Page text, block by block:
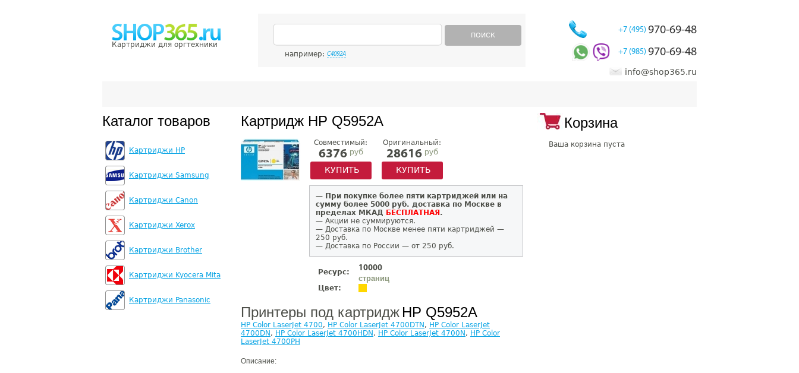
Картриджи для оргтехники
ПОИСК
например: C4092A
+7 (495) 970-69-48
+7 (985) 970-69-48
info@shop365.ru
Каталог товаров
Картриджи HP
Картриджи Samsung
Картриджи Canon
Картриджи Xerox
Картриджи Brother
Картриджи Kyocera Mita
Картриджи Panasonic
Картридж HP Q5952A
Совместимый:
6376 руб
КУПИТЬ
Оригинальный:
28616 руб
КУПИТЬ
— При покупке более пяти картриджей или на
сумму более 5000 руб. доставка по Москве в
пределах МКАД БЕСПЛАТНАЯ .
— Акции не суммируются.
— Доставка по Москве менее пяти картриджей —
250 руб.
— Доставка по России — от 250 руб.
Ресурс:
10000
страниц
Цвет:
Принтеры под картридж HP Q5952A
HP Color LaserJet 4700, HP Color LaserJet 4700DTN , HP Color LaserJet
4700DN , HP Color LaserJet 4700HDN , HP Color LaserJet 4700N , HP Color
LaserJet 4700PH
Описание:
Корзина
Ваша корзина пуста